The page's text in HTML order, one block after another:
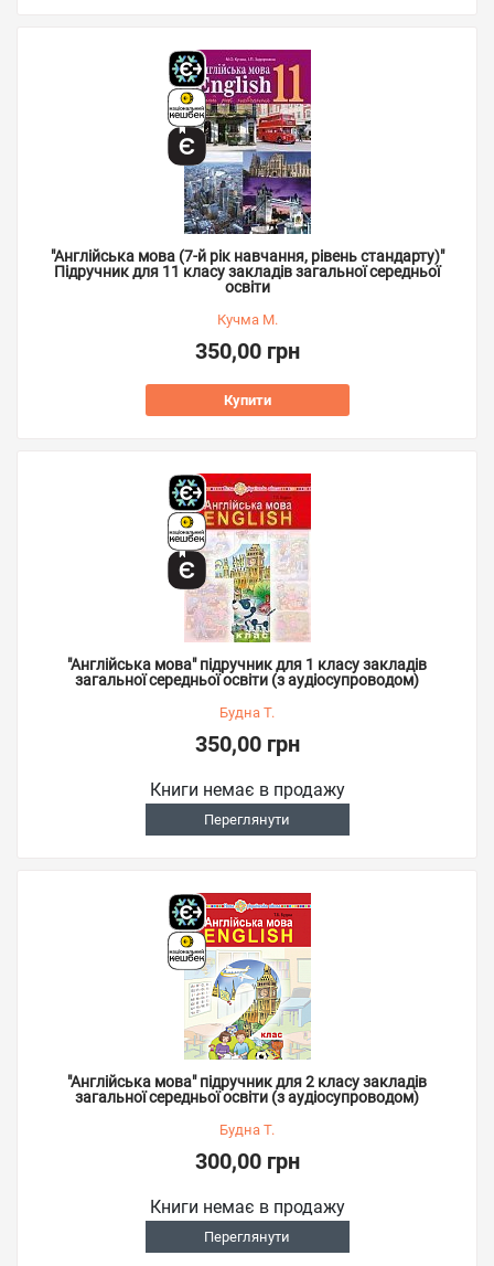
"Англійська мова (7-й рік навчання, рівень стандарту)"
Підручник для 11 класу закладів загальної середньої
освіти
Кучма М.
350,00 грн
Купити
"Англійська мова" підручник для 1 класу закладів
загальної середньої освіти (з аудіосупроводом)
Будна Т.
350,00 грн
Книги немає в продажу
Переглянути
"Англійська мова" підручник для 2 класу закладів
загальної середньої освіти (з аудіосупроводом)
Будна Т.
300,00 грн
Книги немає в продажу
Переглянути